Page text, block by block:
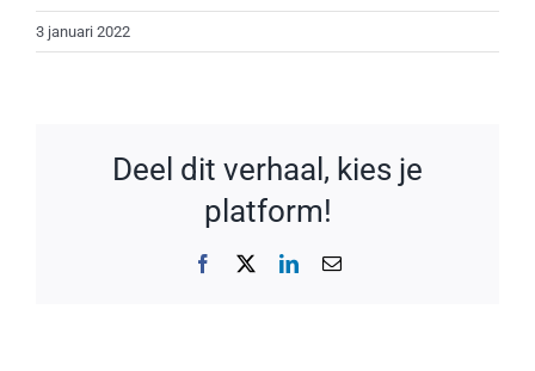
3 januari 2022
Deel dit verhaal, kies je
platform!
Facebook LinkedIn
E-